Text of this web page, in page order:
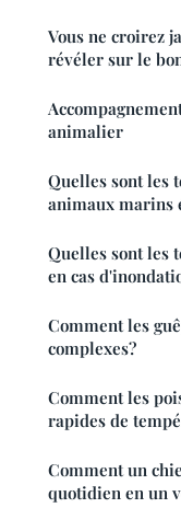
Vous ne croirez
révéler sur le
animalier
Quelles sont les
animaux marins
Quelles sont les
en cas
Comment les
complexes?
Comment les
rapides de
Comment un
quotidien en un